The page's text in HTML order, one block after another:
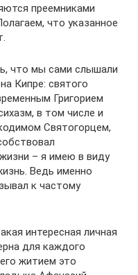
преемниками
что указанное
что мы сами слышали
Кипре: святого
Григорием
в том числе и
Святогорцем,
– я имею в виду
Ведь именно
к частому
интересная личная
для каждого
житием это